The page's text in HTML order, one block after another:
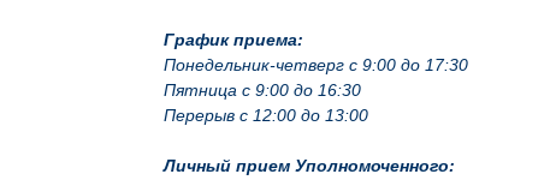
График приема:
Понедельник-четверг с 9:00 до 17:30
Пятница с 9:00 до 16:30
Перерыв с 12:00 до 13:00
Личный прием Уполномоченного: